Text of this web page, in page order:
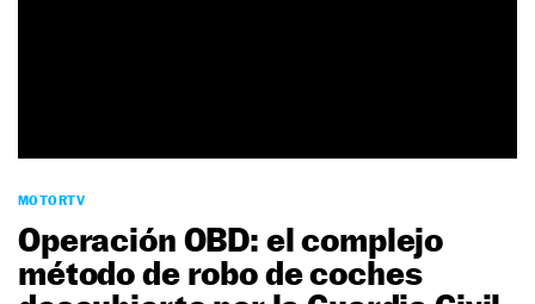
MOTORTV
Operación OBD: el complejo
método de robo de coches